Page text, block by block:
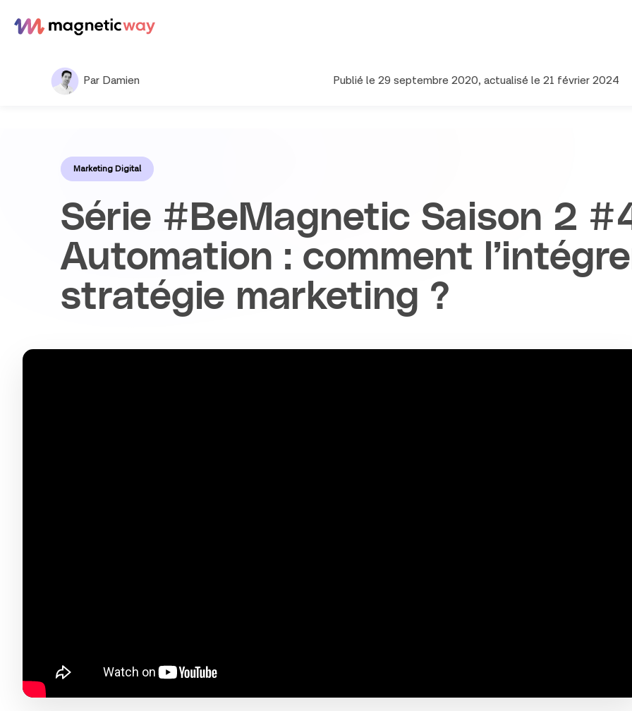
Par Damien Publié le 29 septembre 2020, actualisé le 21 février 2024
Marketing Digital
Série #BeMagnetic Saison 2
Automation : comment
stratégie marketing ?